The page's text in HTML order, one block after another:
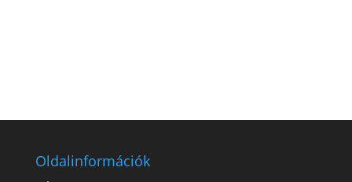
Oldalinformációk